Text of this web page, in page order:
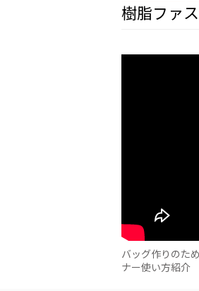
樹脂ファ
バッグ作りのた
ナー使い方紹介